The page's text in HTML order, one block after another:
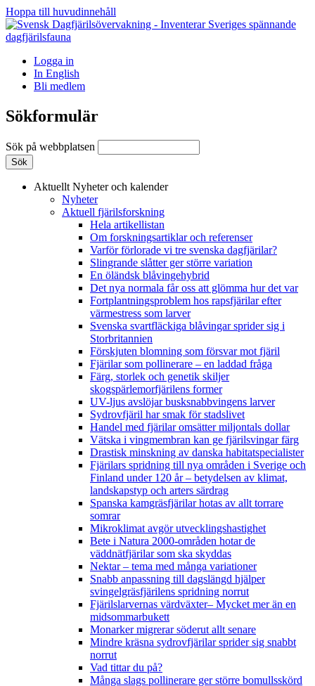
Hoppa till huvudinnehåll
Logga in
In English
Bli medlem
Sökformulär
Sök på webbplatsen
Aktuellt Nyheter och kalender
Nyheter
Aktuell fjärilsforskning
Hela artikellistan
Om forskningsartiklar och referenser
Varför förlorade vi tre svenska dagfjärilar?
Slingrande slåtter ger större variation
En öländsk blåvingehybrid
Det nya normala får oss att glömma hur det var
Fortplantningsproblem hos rapsfjärilar efter
värmestress som larver
Svenska svartfläckiga blåvingar sprider sig i
Storbritannien
Förskjuten blomning som försvar mot fjäril
Fjärilar som pollinerare – en laddad fråga
Färg, storlek och genetik skiljer
skogspärlemorfjärilens former
UV-ljus avslöjar busksnabbvingens larver
Sydrovfjäril har smak för stadslivet
Handel med fjärilar omsätter miljontals dollar
Vätska i vingmembran kan ge fjärilsvingar färg
Drastisk minskning av danska habitatspecialister
Fjärilars spridning till nya områden i Sverige och
Finland under 120 år– betydelsen av klimat,
landskapstyp och arters särdrag
Spanska kamgräsfjärilar hotas av allt torrare
somrar
Mikroklimat avgör utvecklingshastighet
Bete i Natura 2000-områden hotar de
väddnätfjärilar som ska skyddas
Nektar – tema med många variationer
Snabb anpassning till dagslängd hjälper
svingelgräsfjärilens spridning norrut
Fjärilslarvernas värdväxter– Mycket mer än en
midsommarbukett
Monarker migrerar söderut allt senare
Mindre kräsna sydrovfjärilar sprider sig snabbt
norrut
Vad tittar du på?
Många slags pollinerare ger större bomullsskörd